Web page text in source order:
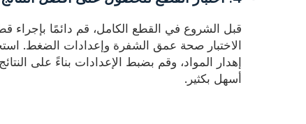
قبل الشروع في القطع الكامل، قم دائمًا
الاختبار صحة عمق الشفرة وإعدادات الضغط.
إهدار المواد، وقم بضبط الإعدادات بناءً على
أسهل بكثير.